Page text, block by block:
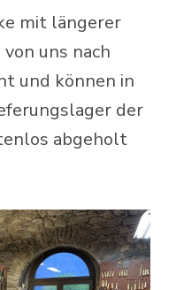
mit längerer
uns nach
und können in
der
abgeholt